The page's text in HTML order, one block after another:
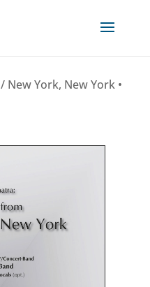
/ New York, New York •